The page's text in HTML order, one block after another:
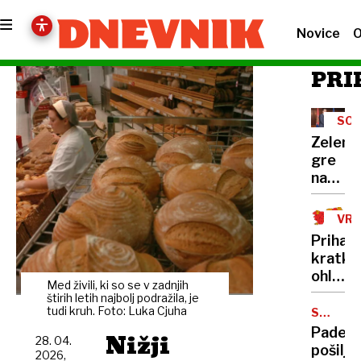
Novice
Med živili, ki so se v zadnjih
štirih letih najbolj podražila, je
tudi kruh. Foto: Luka Cjuha
Nižji
28. 04.
2026,
gre
na
obisk
k
Vučiću:
"To
je za
Ruse
v
obraz"
Prihaja
suši
pa ni
videti
konca
NAKUPI
Padec
pošiljk